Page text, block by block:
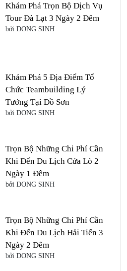
Khám Phá Trọn Bộ Dịch Vụ
Tour Đà Lạt 3 Ngày 2 Đêm
bởi DONG SINH
Khám Phá 5 Địa Điểm Tổ
Chức Teambuilding Lý
Tưởng Tại Đồ Sơn
bởi DONG SINH
Trọn Bộ Những Chi Phí Cần
Khi Đến Du Lịch Cửa Lò 2
Ngày 1 Đêm
bởi DONG SINH
Trọn Bộ Những Chi Phí Cần
Khi Đến Du Lịch Hải Tiến 3
Ngày 2 Đêm
bởi DONG SINH